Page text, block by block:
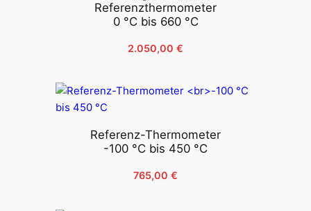
Referenzthermometer
0 °C bis 660 °C
2.050,00 €
Referenz-Thermometer
-100 °C bis 450 °C
765,00 €